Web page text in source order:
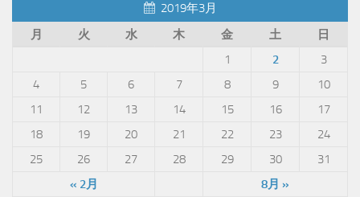
2019年3月
月
火 水 木 金 土 日
« 2月 8月 »
1 2
3
4
5 6 7 8 9
10
11
12 13 14 15 16
17
18
19 20 21 22 23
24
25
26 27 28 29 30 31